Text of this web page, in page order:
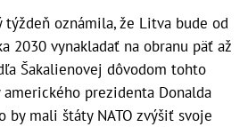
oznámila, že Litva bude od
2030 vynakladať na obranu päť až
Šakalienovej dôvodom tohto
prezidenta Donalda
by mali štáty NATO zvýšiť svoje